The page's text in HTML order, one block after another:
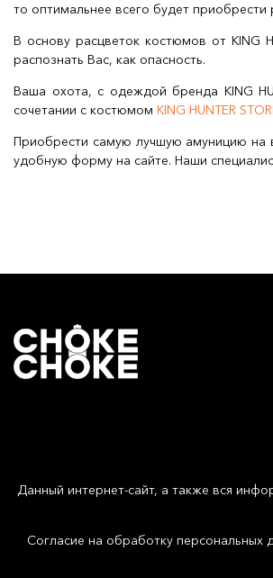
то оптимальнее всего будет приобрести
В основу расцветок костюмов от KING
распознать Вас, как опасность.
Ваша охота, с одеждой бренда KING
сочетании с костюмом KING HUNTER
Приобрести самую лучшую амуницию на
удобную форму на сайте. Наши
Данный интернет-сайт, а также вся
Согласие на обработку персональных